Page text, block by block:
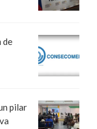
de
pilar